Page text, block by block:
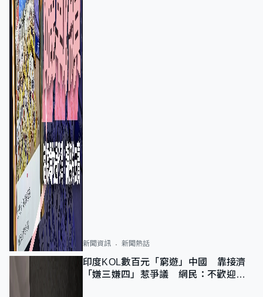
新聞資訊 新聞熱話
印度KOL數百元「窮遊」中國 靠接濟
「嫌三嫌四」惹爭議 網民：不歡迎劣